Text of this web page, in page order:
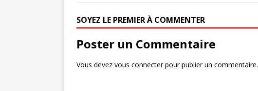
b
o
o
k
r e
r
SOYEZ LE PREMIER À COMMENTER
Poster un Commentaire
Vous devez vous connecterpour publier un commentaire.